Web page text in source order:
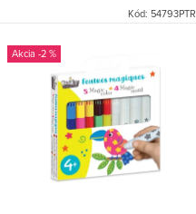
Kód: 54793PTR
-2 %